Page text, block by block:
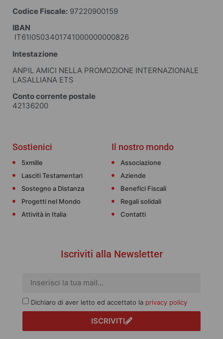
Codice Fiscale: 97220900159
IBAN
IT61I0503401741000000000826
Intestazione
ANPIL AMICI NELLA PROMOZIONE INTERNAZIONALE
LASALLIANA ETS
Conto corrente postale
42136200
Sostienici
5xmille
Lasciti Testamentari
Sostegno a Distanza
Progetti nel Mondo
Attività in Italia
Il nostro mondo
Associazione
Aziende
Benefici Fiscali
Regali solidali
Contatti
Iscriviti alla Newsletter
Dichiaro di aver letto ed accettato la privacy policy
ISCRIVITI